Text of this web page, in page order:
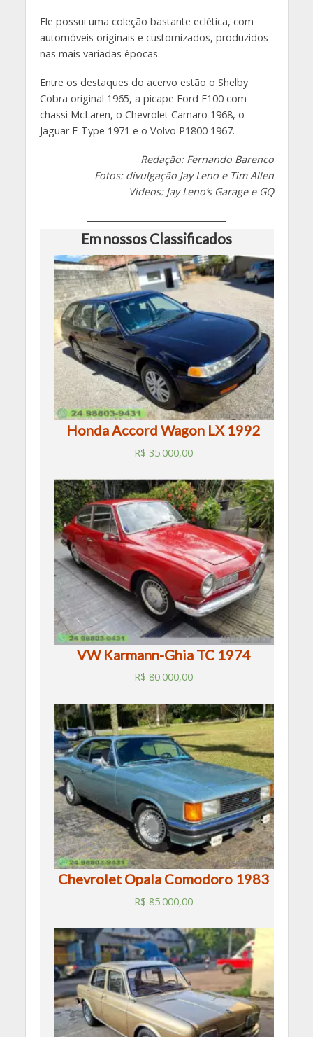
Ele possui uma coleção bastante eclética, com
automóveis originais e customizados, produzidos
nas mais variadas épocas.
Entre os destaques do acervo estão o Shelby
Cobra original 1965, a picape Ford F100 com
chassi McLaren, o Chevrolet Camaro 1968, o
Jaguar E-Type 1971 e o Volvo P1800 1967.
Redação: Fernando Barenco
Fotos: divulgação Jay Leno e Tim Allen
Videos: Jay Leno’s Garage e GQ
Em nossos Classificados
Honda Accord Wagon LX 1992
R$ 35.000,00
VW Karmann-Ghia TC 1974
R$ 80.000,00
Chevrolet Opala Comodoro 1983
R$ 85.000,00